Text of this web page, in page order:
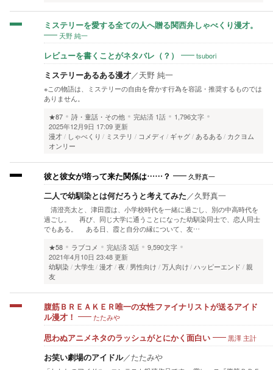
ミステリーを愛する全ての人へ贈る関西弁しゃべくり漫才。
天野 純一
レビューを書くことがネタバレ（？） tsubori
ミステリーあるある漫才／天野 純一
※この物語は、ミステリーの自由を脅かす行為を容認・推奨するものでは
ありません。
★87
詩・童話・その他 完結済 1話
1,796文字
2025年12月9日 17:09 更新
漫才
しゃべくり ミステリ コメディ ギャグ あるある
カクヨム
オンリー
彼と彼女が培って来た関係は……？ 久野真一
二人で幼馴染とは何だろうと考えてみた ／久野真一
清澄亮太と、津田霞は、小学校時代を一緒に過ごし、別の中高時代を
過ごし。 再び、同じ大学に通うことになった幼馴染同士で、恋人同士
でもある。 ある日、霞と自分の縁について、友…
★58
ラブコメ 完結済3話
9,590文字
2021年4月10日 23:48 更新
幼馴染
大学生 漫才 夜 男性向け 万人向け ハッピーエンド
親
友
腹筋ＢＲＥＡＫＥＲ唯一の女性ファイナリストが送るアイド
ル漫才！
たたみや
思わぬアニメネタのラッシュがとにかく面白い 黒澤 主計
お笑い劇場のアイドル／たたみや